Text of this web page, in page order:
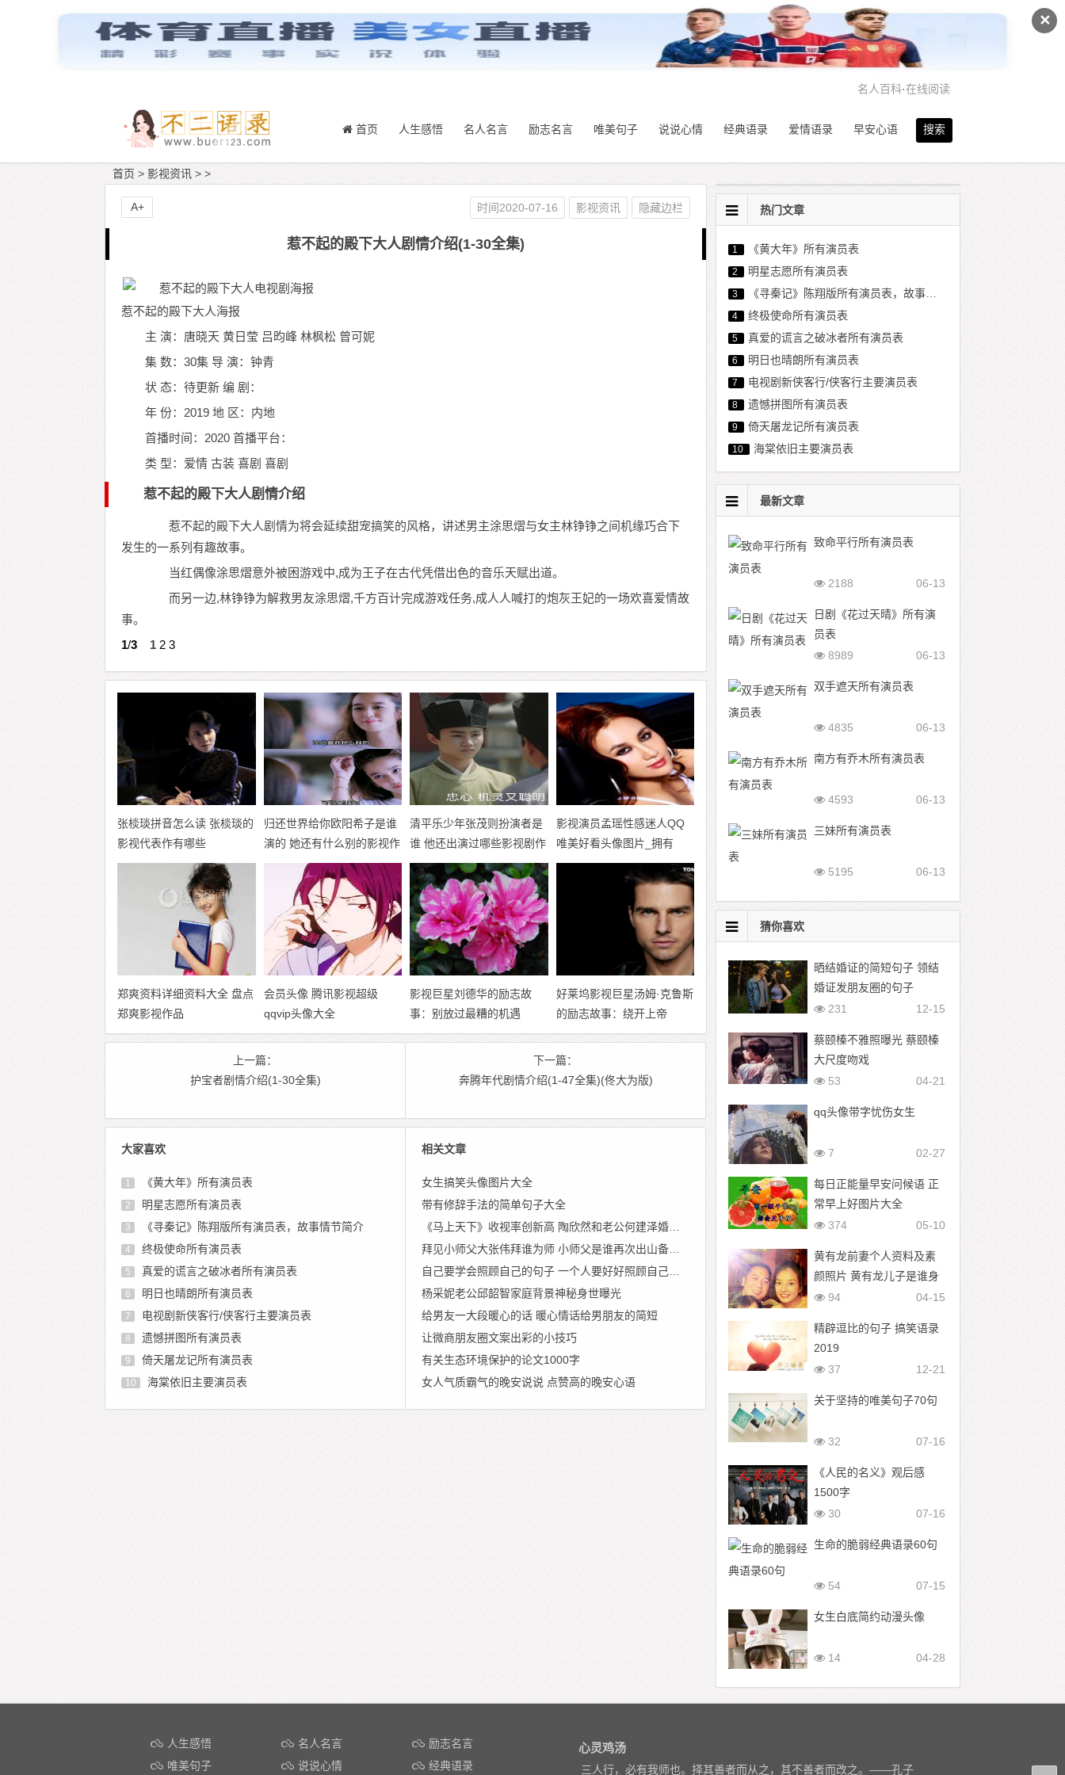
✕
名人百科·在线阅读
搜索
首页 人生感悟 名人名言 励志名言 唯美句子 说说心情 经典语录 爱情语录 早安心语
首页 > 影视资讯 > >
惹不起的殿下大人剧情介绍(1-30全集)
惹不起的殿下大人海报
主 演：唐晓天 黄日莹 吕昀峰 林枫松 曾可妮
集 数：30集 导 演：钟青
状 态：待更新 编 剧：
年 份：2019 地 区：内地
首播时间：2020 首播平台：
类 型：爱情 古装 喜剧 喜剧
惹不起的殿下大人剧情介绍
惹不起的殿下大人剧情为将会延续甜宠搞笑的风格，讲述男主涂思熠与女主林铮铮之间机缘巧合下
发生的一系列有趣故事。
当红偶像涂思熠意外被困游戏中,成为王子在古代凭借出色的音乐天赋出道。
而另一边,林铮铮为解救男友涂思熠,千方百计完成游戏任务,成人人喊打的炮灰王妃的一场欢喜爱情故
事。
1/3 1 2 3
时间2020-07-16 影视资讯 隐藏边栏
A+
张棪琰拼音怎么读 张棪琰的
影视代表作有哪些
归还世界给你欧阳希子是谁
演的 她还有什么别的影视作
品
清平乐少年张茂则扮演者是
谁 他还出演过哪些影视剧作
品
影视演员孟瑶性感迷人QQ
唯美好看头像图片_拥有
34F、25、36魔鬼身材
郑爽资料详细资料大全 盘点
郑爽影视作品
会员头像 腾讯影视超级
qqvip头像大全
影视巨星刘德华的励志故
事：别放过最糟的机遇
好莱坞影视巨星汤姆·克鲁斯
的励志故事：绕开上帝
上一篇：
护宝者剧情介绍(1-30全集)
下一篇：
奔腾年代剧情介绍(1-47全集)(佟大为版)
大家喜欢
1 《黄大年》所有演员表
2 明星志愿所有演员表
3 《寻秦记》陈翔版所有演员表，故事情节简介
4 终极使命所有演员表
5 真爱的谎言之破冰者所有演员表
6 明日也晴朗所有演员表
7 电视剧新侠客行/侠客行主要演员表
8 遗憾拼图所有演员表
9 倚天屠龙记所有演员表
10 海棠依旧主要演员表
相关文章
女生搞笑头像图片大全
带有修辞手法的简单句子大全
杨采妮老公邱韶智家庭背景神秘身世曝光
给男友一大段暖心的话 暖心情话给男朋友的简短
让微商朋友圈文案出彩的小技巧
有关生态环境保护的论文1000字
女人气质霸气的晚安说说 点赞高的晚安心语
热门文章
1 《黄大年》所有演员表
2 明星志愿所有演员表
3 《寻秦记》陈翔版所有演员表，故事情节简介
4 终极使命所有演员表
5 真爱的谎言之破冰者所有演员表
6 明日也晴朗所有演员表
7 电视剧新侠客行/侠客行主要演员表
8 遗憾拼图所有演员表
9 倚天屠龙记所有演员表
10 海棠依旧主要演员表
最新文章
致命平行所有演员表
06-13
2188
日剧《花过天晴》所有演
员表
06-13
8989
双手遮天所有演员表
06-13
4835
南方有乔木所有演员表
06-13
4593
三妹所有演员表
06-13
5195
猜你喜欢
晒结婚证的简短句子 领结
婚证发朋友圈的句子
12-15
231
蔡颐榛不雅照曝光 蔡颐榛
大尺度吻戏
04-21
53
qq头像带字忧伤女生
02-27
7
每日正能量早安问候语 正
常早上好图片大全
05-10
374
黄有龙前妻个人资料及素
颜照片 黄有龙儿子是谁身
份曝光
04-15
94
精辟逗比的句子 搞笑语录
2019
12-21
37
关于坚持的唯美句子70句
07-16
32
《人民的名义》观后感
1500字
07-16
30
生命的脆弱经典语录60句
07-15
54
女生白底简约动漫头像
04-28
14
人生感悟 名人名言
励志名言
唯美句子
说说心情 经典语录
心灵鸡汤
三人行，必有我师也。择其善者而从之，其不善者而改之。——孔子